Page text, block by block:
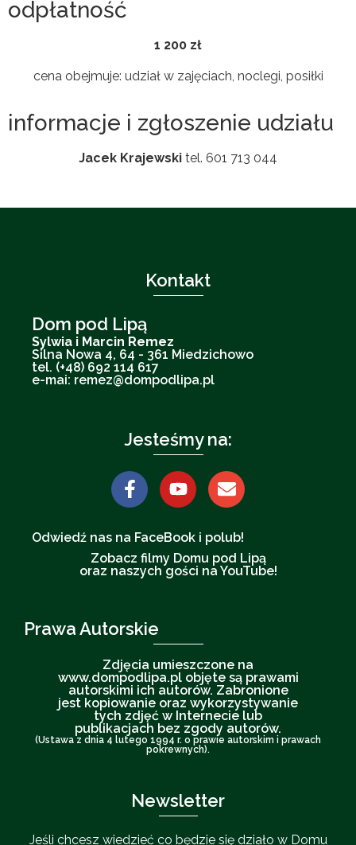
odpłatność
1 200 zł
cena obejmuje: udział w zajęciach, noclegi, posiłki
informacje i zgłoszenie udziału
Jacek Krajewski tel. 601 713 044
Kontakt
Dom pod Lipą
Sylwia i Marcin Remez
Silna Nowa 4, 64 - 361 Miedzichowo
tel. (+48) 692 114 617
e-mai: remez@dompodlipa.pl
Jesteśmy na:
Odwiedź nas na FaceBook i polub!
Zobacz filmy Domu pod Lipą
oraz naszych gości na YouTube!
Prawa Autorskie
Zdjęcia umieszczone na
www.dompodlipa.pl objęte są prawami
autorskimi ich autorów. Zabronione
jest kopiowanie oraz wykorzystywanie
tych zdjęć w Internecie lub
publikacjach bez zgody autorów.
(Ustawa z dnia 4 lutego 1994 r. o prawie autorskim i prawach
pokrewnych).
Newsletter
Jeśli chcesz wiedzieć co będzie się działo w Domu